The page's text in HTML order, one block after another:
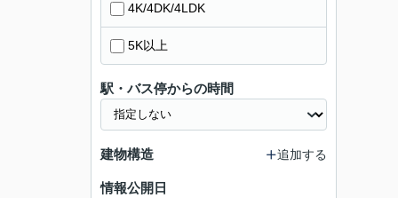
4K/4DK/4LDK
5K以上
駅・バス停からの時間
建物構造 追加する
情報公開日